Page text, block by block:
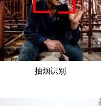
抽烟识别